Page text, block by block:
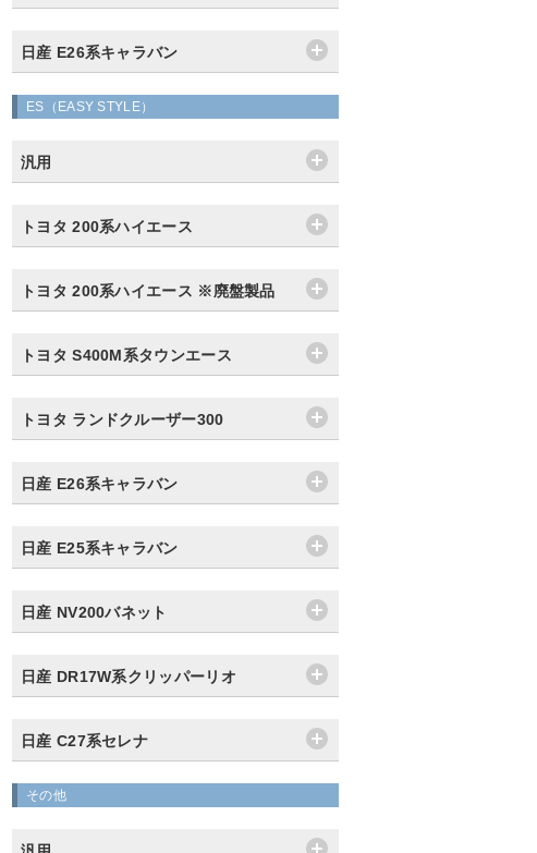
日産 E26系キャラバン
ES（EASY STYLE）
汎用
トヨタ 200系ハイエース
トヨタ 200系ハイエース ※廃盤製品
トヨタ S400M系タウンエース
トヨタ ランドクルーザー300
日産 E26系キャラバン
日産 E25系キャラバン
日産 NV200バネット
日産 DR17W系クリッパーリオ
日産 C27系セレナ
その他